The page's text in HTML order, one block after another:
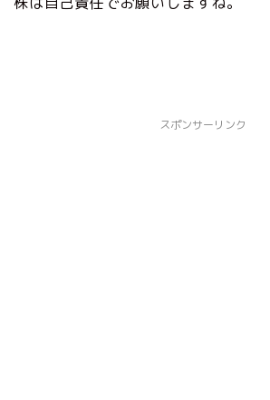
スポンサーリンク